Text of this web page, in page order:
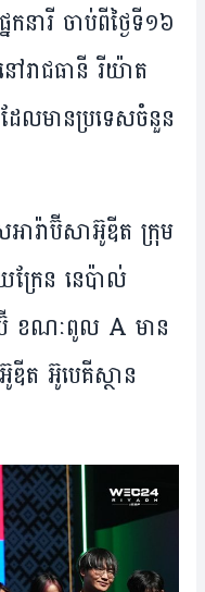
ារី ចាប់​​ពី​ថ្ងៃ​ទី១៦
រាជធានី រីយ៉ាត
ែល​មាន​ប្រទេស​​ចំនួន​
ារ៉ាប៊ីសាអ៊ូឌីត ក្រុម​
ក្រែន នេប៉ាល់
ខណៈ​ពូល A មាន​
ត អ៊ូបេគីស្ថាន